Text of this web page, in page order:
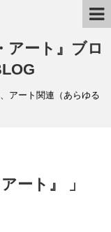
アート』ブロ
アート関連（あらゆる
ート』 」